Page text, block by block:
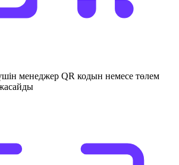
менеджер QR кодын немесе төлем